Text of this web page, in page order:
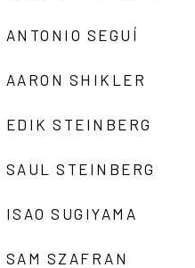
ANTONIO SEGUÍ
AARON SHIKLER
EDIK STEINBERG
SAUL STEINBERG
ISAO SUGIYAMA
SAM SZAFRAN